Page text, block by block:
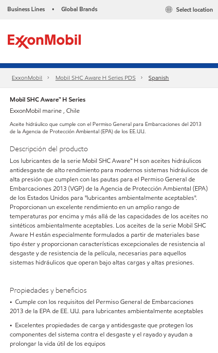
Business Lines • Global Brands Select location
ExxonMobil Mobil SHC Aware H Series PDS Spanish
Mobil SHC Aware™ H Series
ExxonMobil marine , Chile
Aceite hidráulico que cumple con el Permiso General para Embarcaciones del 2013
de la Agencia de Protección Ambiental (EPA) de los EE.UU.
Descripción del producto
Los lubricantes de la serie Mobil SHC Aware™ H son aceites hidráulicos
antidesgaste de alto rendimiento para modernos sistemas hidráulicos de
alta presión que cumplen con las pautas para el Permiso General de
Embarcaciones 2013 (VGP) de la Agencia de Protección Ambiental (EPA)
de los Estados Unidos para "lubricantes ambientalmente aceptables".
Proporcionan un excelente rendimiento en un amplio rango de
temperaturas por encima y más allá de las capacidades de los aceites no
sintéticos ambientalmente aceptables. Los aceites de la serie Mobil SHC
Aware H están especialmente formulados a partir de materiales base
tipo éster y proporcionan características excepcionales de resistencia al
desgaste y de resistencia de la película, necesarias para aquellos
sistemas hidráulicos que operan bajo altas cargas y altas presiones.
Propiedades y beneficios
• Cumple con los requisitos del Permiso General de Embarcaciones
2013 de la EPA de EE. UU. para lubricantes ambientalmente aceptables
• Excelentes propiedades de carga y antidesgaste que protegen los
componentes del sistema contra el desgaste y el rayado y ayudan a
prolongar la vida útil de los equipos